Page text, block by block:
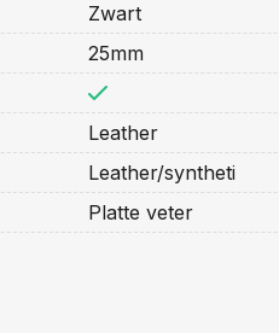
Zwart
25mm
Leather
Leather/syntheti
Platte veter